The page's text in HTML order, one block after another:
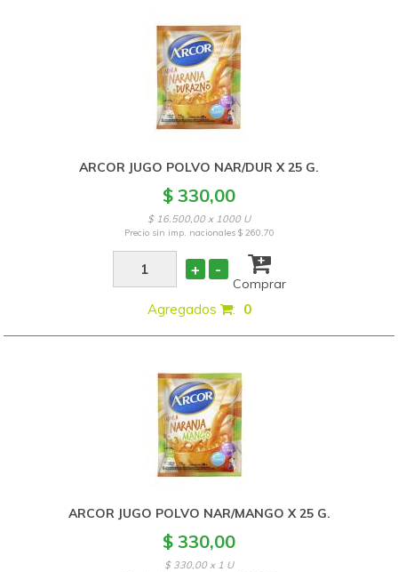
ARCOR JUGO POLVO NAR/DUR X 25 G.
$ 330,00
$ 16.500,00 x 1000 U
Precio sin imp. nacionales $ 260,70
+ -
Comprar
Agregados : 0
ARCOR JUGO POLVO NAR/MANGO X 25 G.
$ 330,00
$ 330,00 x 1 U